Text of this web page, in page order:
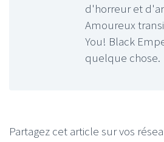
d'horreur et
Amoureux
You! Black
quelque chose.
Partagez cet article sur vos